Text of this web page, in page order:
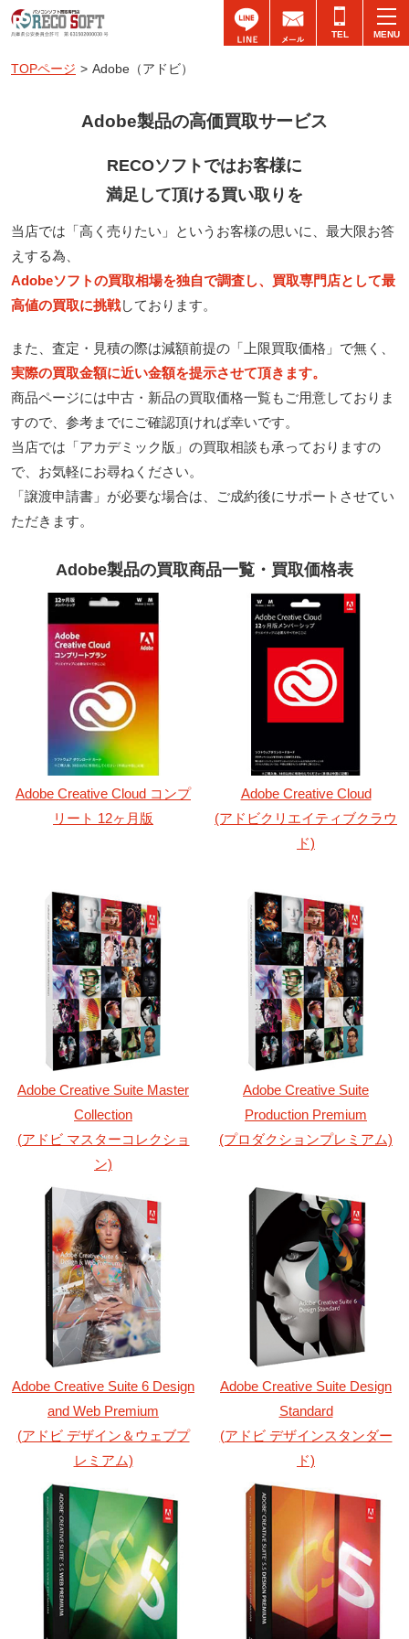
TEL
TOPページ > Adobe（アドビ）
Adobe製品の高価買取サービス
RECOソフトではお客様に
満足して頂ける買い取りを
当店では「高く売りたい」というお客様の思いに、最大限お答
えする為、
Adobeソフトの買取相場を独自で調査し、買取専門店として最
高値の買取に挑戦しております。
また、査定・見積の際は減額前提の「上限買取価格」で無く、
実際の買取金額に近い金額を提示させて頂きます。
商品ページには中古・新品の買取価格一覧もご用意しておりま
すので、 参考までにご確認頂ければ幸いです。
当店では「アカデミック版」の買取相談も承っておりますの
で、お気軽にお尋ねください。
「譲渡申請書」が必要な場合は、ご成約後にサポートさせてい
ただきます。
Adobe製品の買取商品一覧・買取価格表
Adobe Creative Cloud コンプ
リート 12ヶ月版
Adobe Creative Cloud
(アドビクリエイティブクラウ
ド)
Adobe Creative Suite Master
Collection
(アドビ マスターコレクショ
ン)
Adobe Creative Suite
Production Premium
(プロダクションプレミアム)
Adobe Creative Suite 6 Design
and Web Premium
(アドビ デザイン＆ウェブプ
レミアム)
Adobe Creative Suite Design
Standard
(アドビ デザインスタンダー
ド)